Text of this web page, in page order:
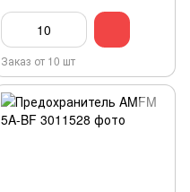
Заказ от 10 шт